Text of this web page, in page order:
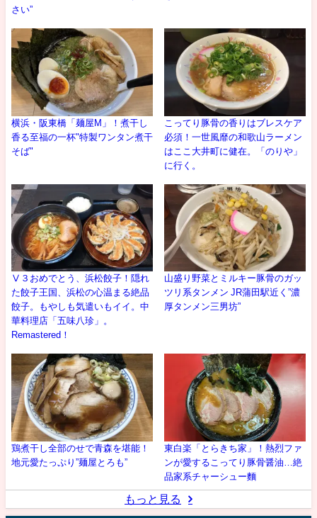
さい”
横浜・阪東橋「麺屋M」！煮干し
香る至福の一杯"特製ワンタン煮干
そば"
こってり豚骨の香りはブレスケア
必須！一世風靡の和歌山ラーメン
はここ大井町に健在。「のりや」
に行く。
Ⅴ３おめでとう、浜松餃子！隠れ
た餃子王国、浜松の心温まる絶品
餃子。もやしも気遣いもイイ。中
華料理店「五味八珍」。
Remastered！
山盛り野菜とミルキー豚骨のガッ
ツリ系タンメン JR蒲田駅近く”濃
厚タンメン三男坊”
鶏煮干し全部のせで青森を堪能！
地元愛たっぷり”麺屋とろも”
東白楽「とらきち家」！熱烈ファ
ンが愛するこってり豚骨醤油…絶
品家系チャーシュー麵
もっと見る